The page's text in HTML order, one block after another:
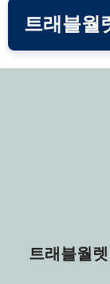
트래블월
트래블월